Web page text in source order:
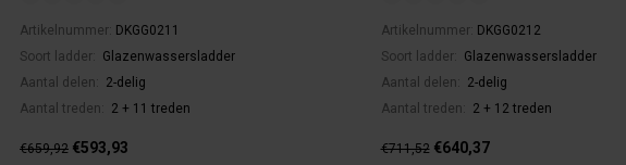
Artikelnummer: DKGG0211
Soort ladder:
Glazenwassersladder
Aantal delen:
2-delig
Aantal treden:
2 + 11 treden
€659,92 €593,93
Artikelnummer: DKGG0212
Soort ladder:
Glazenwassersladder
Aantal delen:
2-delig
Aantal treden:
2 + 12 treden
€711,52 €640,37